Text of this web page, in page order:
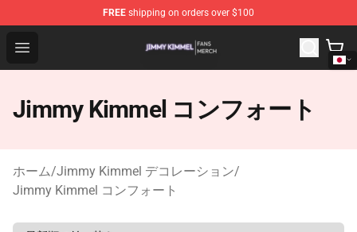
FREE shipping on orders over $100
Open menu
Jimmy Kimmel Shop - Official Jimmy Kimmel
Jimmy Kimmel コンフォート
ホーム/Jimmy Kimmel デコレーション/
Jimmy Kimmel コンフォート